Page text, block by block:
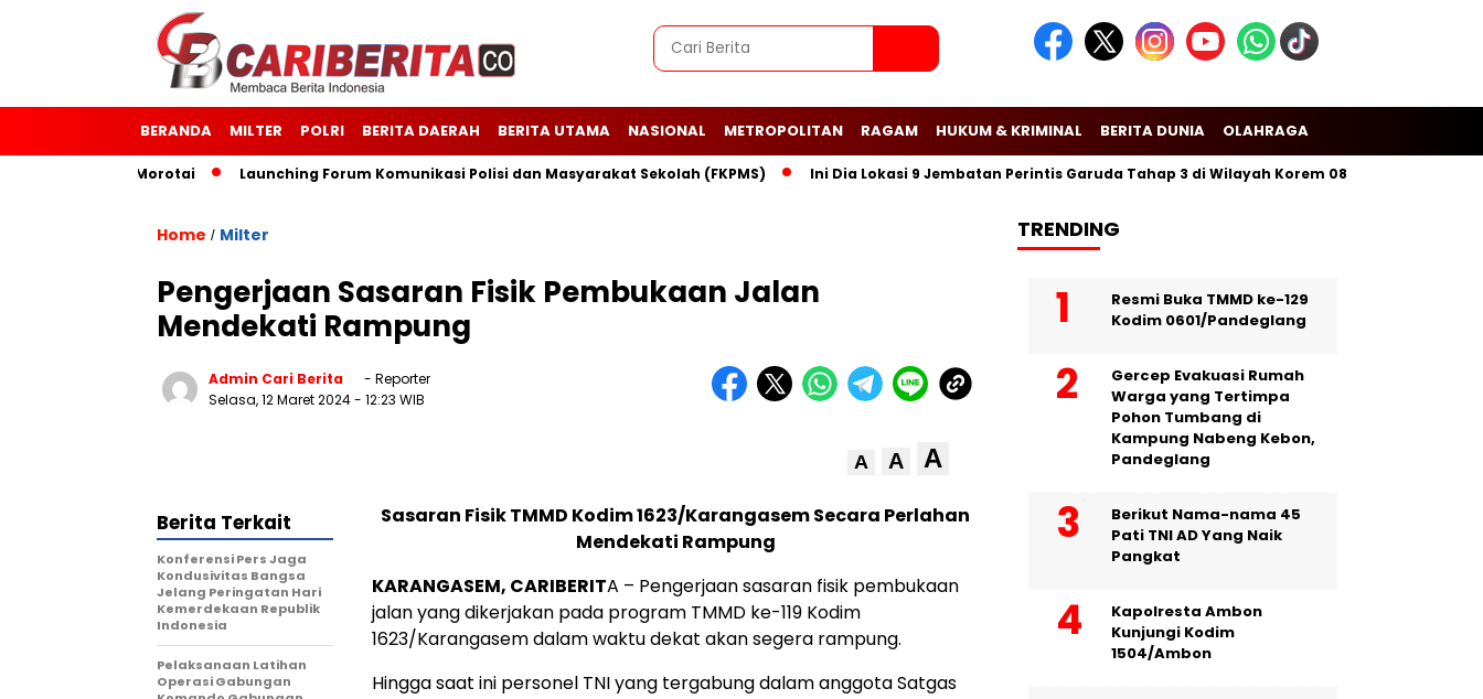
BERANDA MILTER POLRI BERITA DAERAH BERITA UTAMA NASIONAL METROPOLITAN RAGAM HUKUM & KRIMINAL BERITA DUNIA OLAHRAGA
1514/Morotai Launching Forum Komunikasi Polisi dan Masyarakat Sekolah (FKPMS) Ini Dia Lokasi 9 Jembatan Perintis Garuda Tahap 3 di Wilayah Korem 081/Dsj
Home / Milter
Pengerjaan Sasaran Fisik Pembukaan Jalan
Mendekati Rampung
Admin Cari Berita
- Reporter
Selasa, 12 Maret 2024- 12:23 WIB
A A A
Sasaran Fisik TMMD Kodim 1623/Karangasem Secara Perlahan
Mendekati Rampung
KARANGASEM, CARIBERITA – Pengerjaan sasaran fisik pembukaan
jalan yang dikerjakan pada program TMMD ke-119 Kodim
1623/Karangasem dalam waktu dekat akan segera rampung.
Hingga saat ini personel TNI yang tergabung dalam anggota Satgas
Berita Terkait
Konferensi Pers Jaga
Kondusivitas Bangsa
Jelang Peringatan Hari
Kemerdekaan Republik
Indonesia
Pelaksanaan Latihan
Operasi Gabungan
TRENDING
Resmi Buka TMMD ke-129
Kodim 0601/Pandeglang
Gercep Evakuasi Rumah
Warga yang Tertimpa
Pohon Tumbang di
Kampung Nabeng Kebon,
Pandeglang
Berikut Nama-nama 45
Pati TNI AD Yang Naik
Pangkat
Kapolresta Ambon
Kunjungi Kodim
1504/Ambon